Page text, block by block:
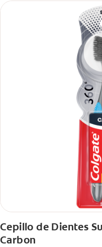
Cepillo de Dientes
Carbon